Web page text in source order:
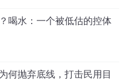
喝水：一个被低估的控体
何抛弃底线，打击民用目